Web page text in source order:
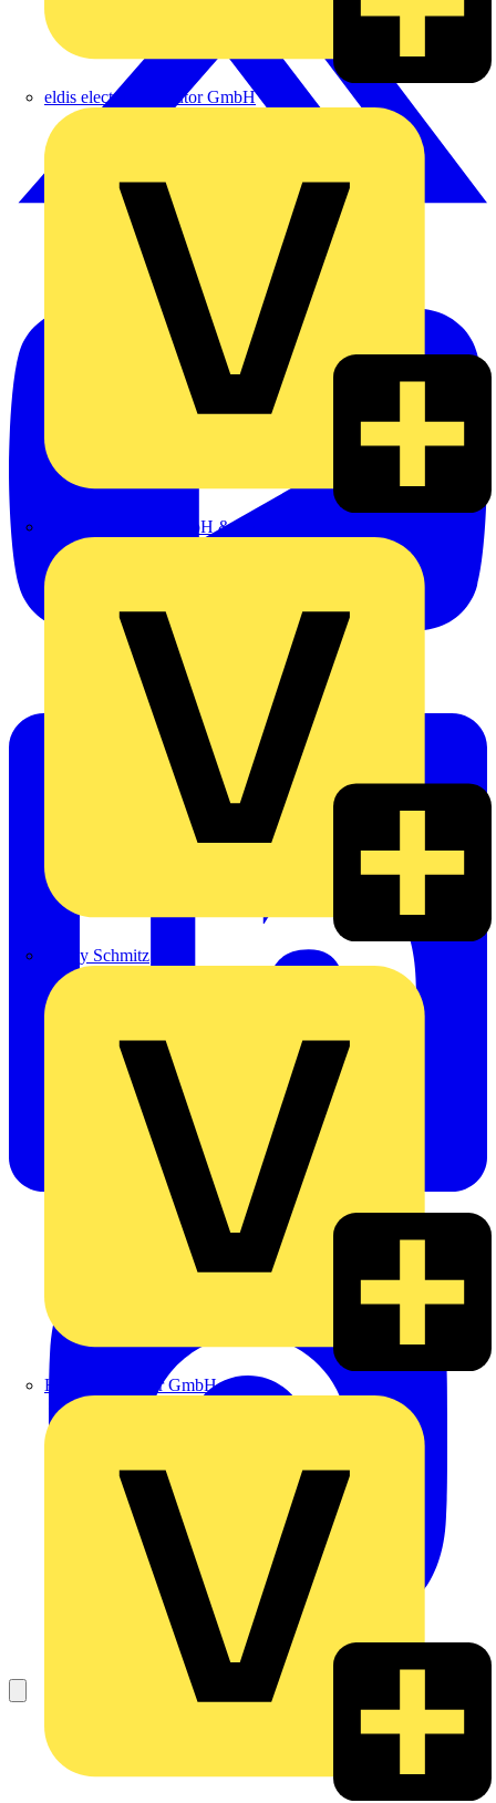
eldis electro distributor GmbH
Emil Löffelhardt GmbH & Co. KG
Hardy Schmitz
Heinrich Häusler GmbH